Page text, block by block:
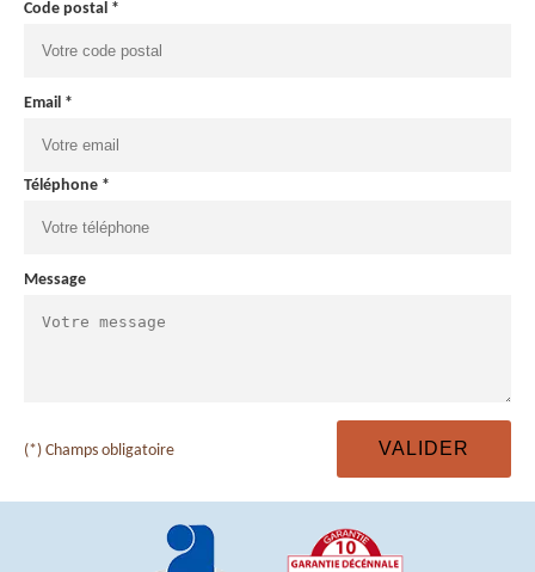
Code postal *
Email *
Téléphone *
Message
(*) Champs obligatoire